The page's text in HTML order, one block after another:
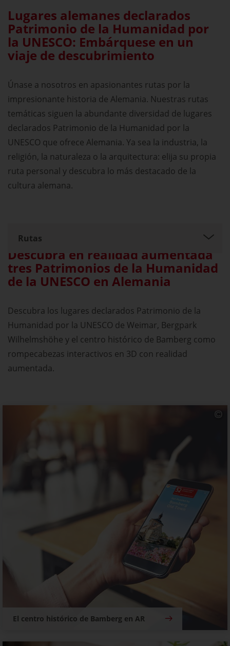
Lugares alemanes declarados
Patrimonio de la Humanidad por
la UNESCO: Embárquese en un
viaje de descubrimiento
Únase a nosotros en apasionantes rutas por la
impresionante historia de Alemania. Nuestras rutas
temáticas siguen la abundante diversidad de lugares
declarados Patrimonio de la Humanidad por la
UNESCO que ofrece Alemania. Ya sea la industria, la
religión, la naturaleza o la arquitectura: elija su propia
ruta personal y descubra lo más destacado de la
cultura alemana.
Rutas
Descubra en realidad aumentada
tres Patrimonios de la Humanidad
de la UNESCO en Alemania
Descubra los lugares declarados Patrimonio de la
Humanidad por la UNESCO de Weimar, Bergpark
Wilhelmshöhe y el centro histórico de Bamberg como
rompecabezas interactivos en 3D con realidad
aumentada.
El centro histórico de Bamberg en AR